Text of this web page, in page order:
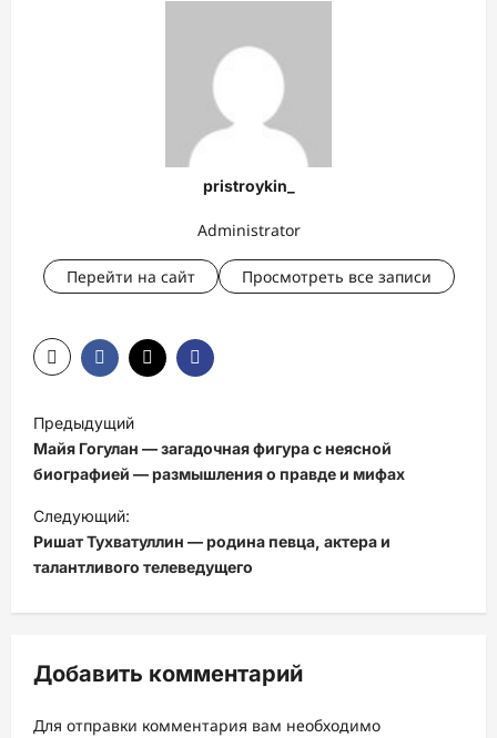
pristroykin_
Administrator
Перейти на сайт Просмотреть все записи
Н
а
в
и
г
а
ц
я
з
Предыдущий
Майя Гогулан — загадочная фигура с неясной
биографией — размышления о правде и мифах
Следующий:
Ришат Тухватуллин — родина певца, актера и
талантливого телеведущего
Добавить комментарий
Для отправки комментария вам необходимо